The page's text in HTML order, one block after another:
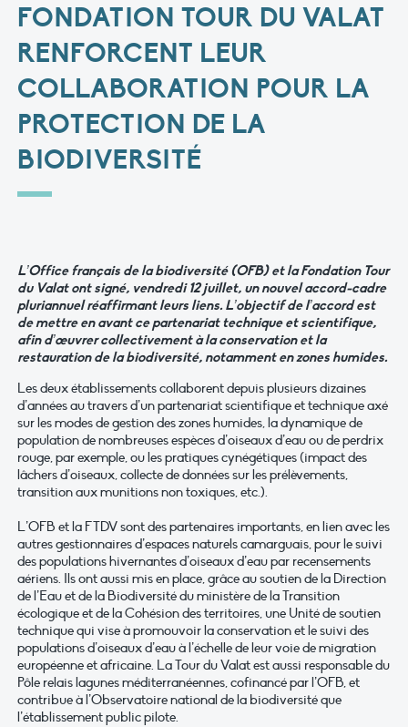
FONDATION TOUR DU VALAT
RENFORCENT LEUR
COLLABORATION POUR LA
PROTECTION DE LA
BIODIVERSITÉ
L’Office français de la biodiversité (OFB) et la Fondation Tour
du Valat ont signé, vendredi 12 juillet, un nouvel accord-cadre
pluriannuel réaffirmant leurs liens. L’objectif de l’accord est
de mettre en avant ce partenariat technique et scientifique,
afin d’œuvrer collectivement à la conservation et la
restauration de la biodiversité, notamment en zones humides.
Les deux établissements collaborent depuis plusieurs dizaines
d’années au travers d’un partenariat scientifique et technique axé
sur les modes de gestion des zones humides, la dynamique de
population de nombreuses espèces d’oiseaux d’eau ou de perdrix
rouge, par exemple, ou les pratiques cynégétiques (impact des
lâchers d’oiseaux, collecte de données sur les prélèvements,
transition aux munitions non toxiques, etc.).
L’OFB et la FTDV sont des partenaires importants, en lien avec les
autres gestionnaires d’espaces naturels camarguais, pour le suivi
des populations hivernantes d’oiseaux d’eau par recensements
aériens. Ils ont aussi mis en place, grâce au soutien de la Direction
de l’Eau et de la Biodiversité du ministère de la Transition
écologique et de la Cohésion des territoires, une Unité de soutien
technique qui vise à promouvoir la conservation et le suivi des
populations d’oiseaux d’eau à l’échelle de leur voie de migration
européenne et africaine. La Tour du Valat est aussi responsable du
Pôle relais lagunes méditerranéennes, cofinancé par l’OFB, et
contribue à l’Observatoire national de la biodiversité que
l’établissement public pilote.